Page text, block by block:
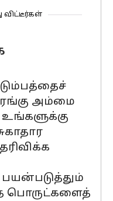
விட்டீர்கள்
அம்மை
உங்களுக்கு
பொருட்களைத்